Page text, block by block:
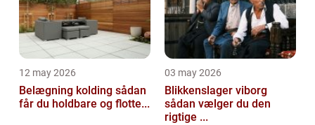
12 may 2026
Belægning kolding sådan
får du holdbare og flotte...
03 may 2026
Blikkenslager viborg
sådan vælger du den
rigtige ...